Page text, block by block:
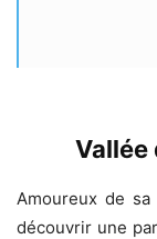
Vallée
Amoureux de sa
découvrir une